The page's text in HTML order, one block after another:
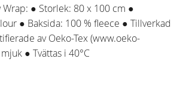
Wrap: ● Storlek: 80 x 100 cm ●
● Baksida: 100 % fleece ● Tillverkad
av Oeko-Tex (www.oeko-
● Tvättas i 40°C